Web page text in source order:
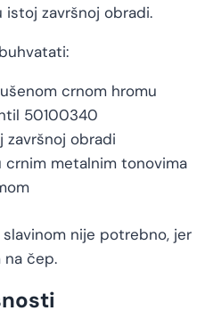
istoj završnoj obradi.
crnom hromu
50100340
obradi
crnim metalnim tonovima
nije potrebno, jer
čep.